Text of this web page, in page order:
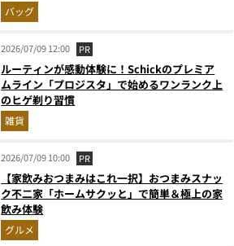
バッグ
2026/07/09 12:00 PR
ルーティンが感動体験に！Schickのプレミア
ムライン「プロジスタ」で始めるワンランク上
のヒゲ剃り習慣
雑貨
2026/07/09 10:00 PR
【家飲みおつまみはこれ一択】おつまみスナッ
ク不二家「ホームサクッと」で簡単＆極上の家
飲み体験
グルメ